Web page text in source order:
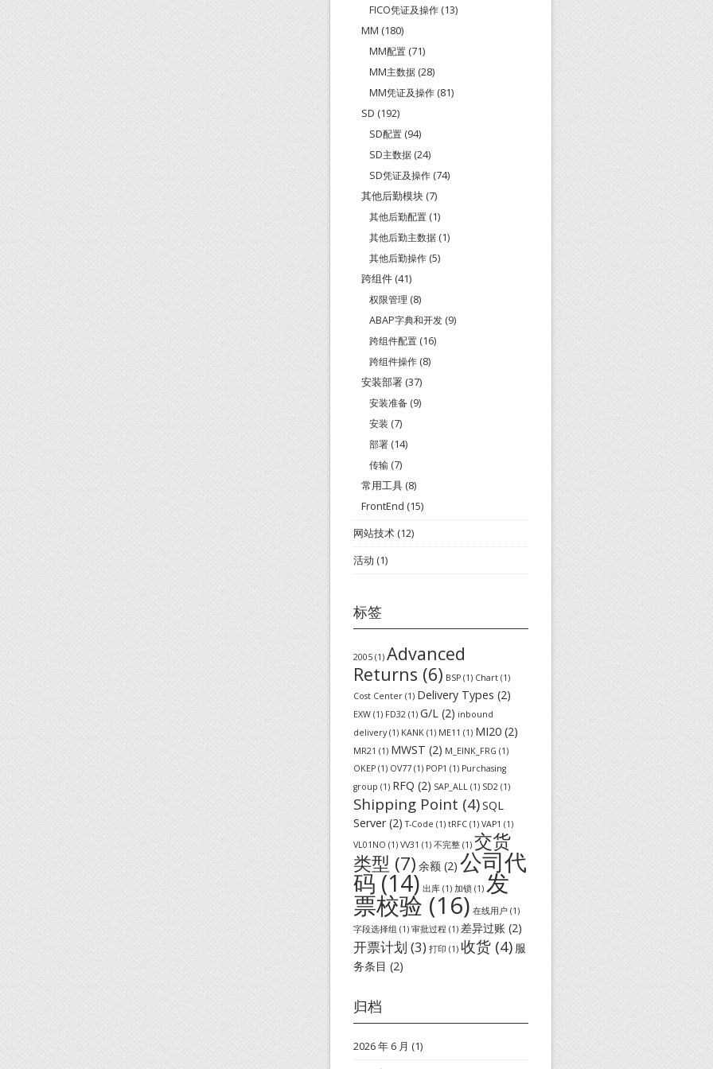
FICO凭证及操作 (13)
MM (180)
MM配置 (71)
MM主数据 (28)
MM凭证及操作 (81)
SD (192)
SD配置 (94)
SD主数据 (24)
SD凭证及操作 (74)
其他后勤模块 (7)
其他后勤配置 (1)
其他后勤主数据 (1)
其他后勤操作 (5)
跨组件 (41)
权限管理 (8)
ABAP字典和开发 (9)
跨组件配置 (16)
跨组件操作 (8)
安装部署 (37)
安装准备 (9)
安装 (7)
部署 (14)
传输 (7)
常用工具 (8)
FrontEnd (15)
网站技术(12)
活动 (1)
标签
2005 (1) Advanced
Returns (6) BSP (1) Chart (1)
Cost Center (1) Delivery Types (2)
EXW (1) FD32 (1) G/L (2) inbound
delivery(1) KANK (1) ME11 (1) MI20 (2)
MR21 (1) MWST (2) M_EINK_FRG (1)
OKEP (1) OV77 (1) POP1 (1) Purchasing
group (1) RFQ (2) SAP_ALL (1) SD2 (1)
Shipping Point (4)SQL
Server(2) T-Code (1) tRFC (1) VAP1 (1)
VL01NO (1) VV31 (1) 不完整 (1) 交货
类型 (7) 余额 (2) 公司代
码(14) 出库 (1) 加锁 (1) 发
票校验 (16) 在线用户 (1)
字段选择组 (1) 审批过程 (1) 差异过账 (2)
开票计划 (3) 打印 (1) 收货 (4) 服
务条目 (2)
归档
2026 年 6 月 (1)